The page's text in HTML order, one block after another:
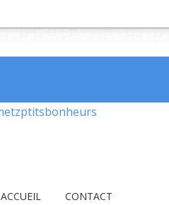
ACCUEIL CONTACT